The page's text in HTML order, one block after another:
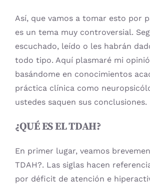
Así, que vamos a tomar esto por
es un tema muy controversial.
escuchado, leído o les habrán
todo tipo. Aquí plasmaré mi
basándome en conocimientos
práctica clínica como
ustedes saquen sus conclusiones.
¿QUÉ ES EL TDAH?
En primer lugar, veamos
TDAH?. Las siglas hacen
por déficit de atención e